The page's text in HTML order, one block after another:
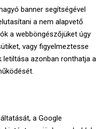
banner segítségével
a nem alapvető
a webböngészőjüket úgy
vagy figyelmeztesse
letiltása azonban ronthatja a
a Google